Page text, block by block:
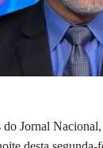
do Jornal Nacional,